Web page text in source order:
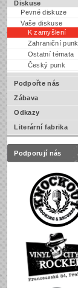
Diskuse
Pevné diskuze
Vaše diskuse
K zamyšlení
Zahraniční punk
Ostatní témata
Český punk
Podpořte nás
Zábava
Odkazy
Literární fabrika
Podporují nás